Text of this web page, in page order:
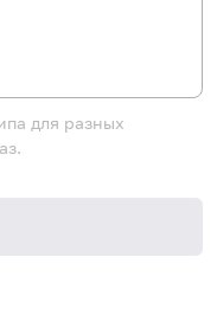
для разных